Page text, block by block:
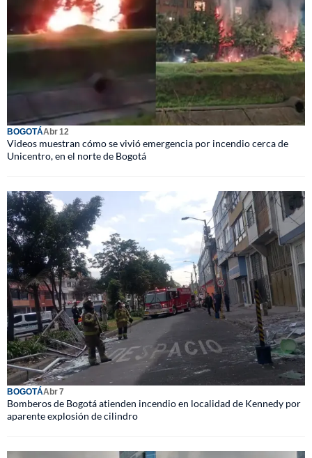
BOGOTÁAbr 12
Videos muestran cómo se vivió emergencia por incendio cerca de
Unicentro, en el norte de Bogotá
BOGOTÁAbr 7
Bomberos de Bogotá atienden incendio en localidad de Kennedy por
aparente explosión de cilindro